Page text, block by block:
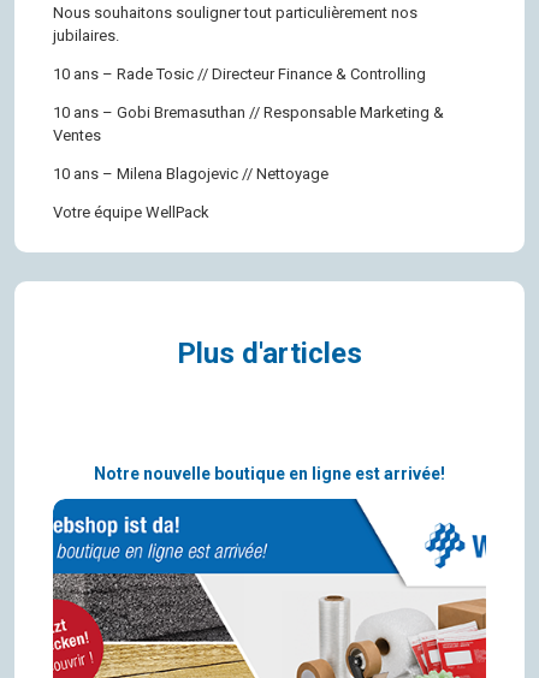
Nous sou­hai­tons sou­li­gner tout par­ti­cu­liè­re­ment nos
jubilaires.
10 ans – Rade Tosic // Direc­teur Finance & Controlling
10 ans – Gobi Bre­ma­su­than // Res­pon­sable Mar­ke­ting &
Ventes
10 ans – Milena Bla­go­je­vic // Nettoyage
Votre équipe WellPack
Plus d'articles
Notre nouvelle boutique en ligne est arrivée!